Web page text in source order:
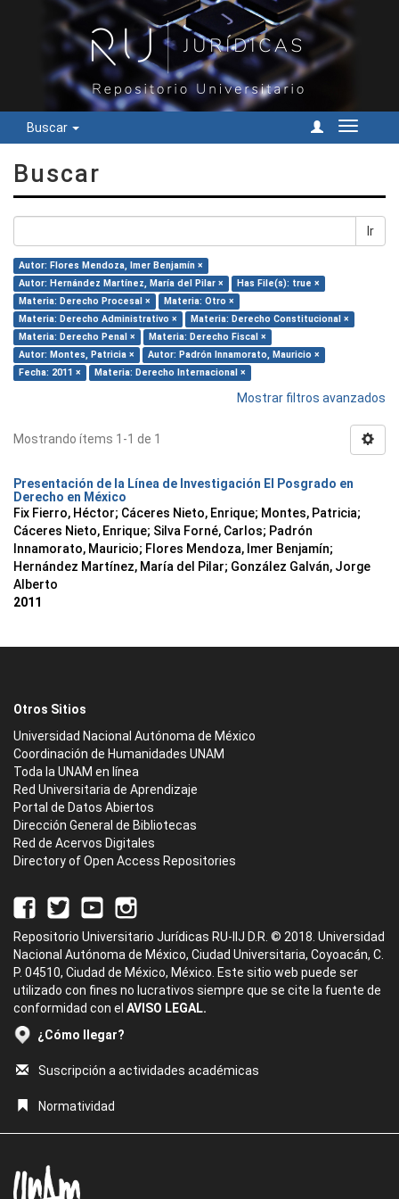
Buscar
Cambiar
Buscar
Ir
Autor: Flores Mendoza, Imer Benjamín ×
Autor: Hernández Martínez, María del Pilar ×
Has File(s): true ×
Materia: Derecho Procesal ×
Materia: Otro ×
Materia: Derecho Administrativo ×
Materia: Derecho Constitucional ×
Materia: Derecho Penal ×
Materia: Derecho Fiscal ×
Autor: Montes, Patricia ×
Autor: Padrón Innamorato, Mauricio ×
Fecha: 2011 ×
Materia: Derecho Internacional ×
Mostrar filtros avanzados
Mostrando ítems 1-1 de 1
Presentación de la Línea de Investigación El Posgrado en
Derecho en México
Fix Fierro, Héctor; Cáceres Nieto, Enrique; Montes, Patricia;
Cáceres Nieto, Enrique; Silva Forné, Carlos; Padrón
Innamorato, Mauricio; Flores Mendoza, Imer Benjamín;
Hernández Martínez, María del Pilar; González Galván, Jorge
Alberto
2011
Otros Sitios
Universidad Nacional Autónoma de México
Coordinación de Humanidades UNAM
Toda la UNAM en línea
Red Universitaria de Aprendizaje
Portal de Datos Abiertos
Dirección General de Bibliotecas
Red de Acervos Digitales
Directory of Open Access Repositories
Repositorio Universitario Jurídicas RU-IIJ D.R. © 2018. Universidad
Nacional Autónoma de México, Ciudad Universitaria, Coyoacán, C.
P. 04510, Ciudad de México, México. Este sitio web puede ser
utilizado con fines no lucrativos siempre que se cite la fuente de
conformidad con el AVISO LEGAL.
¿Cómo llegar?
Suscripción a actividades académicas
Normatividad